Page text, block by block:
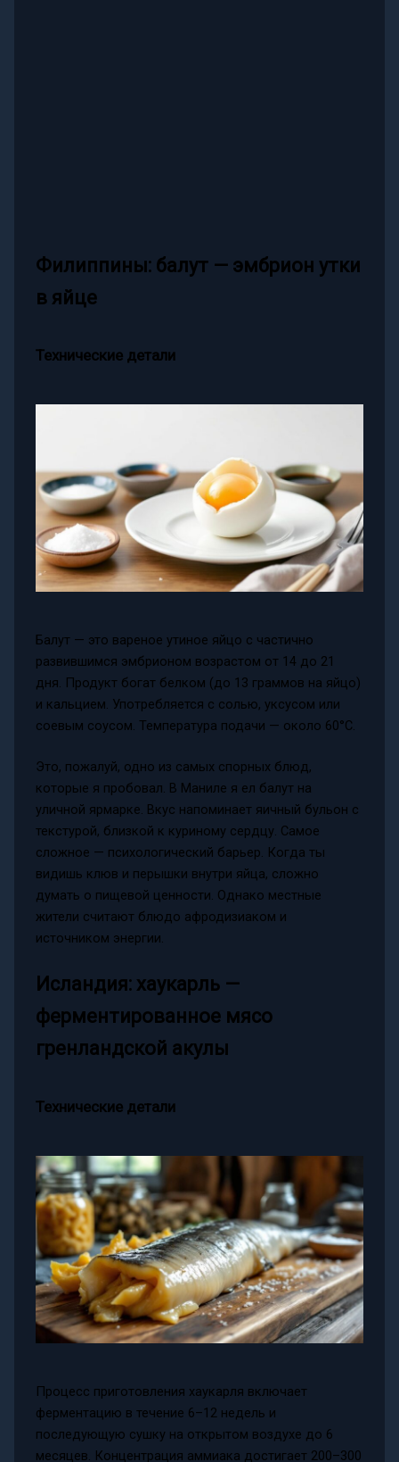
Филиппины: балут — эмбрион утки
в яйце
Технические детали
Балут — это вареное утиное яйцо с частично
развившимся эмбрионом возрастом от 14 до 21
дня. Продукт богат белком (до 13 граммов на яйцо)
и кальцием. Употребляется с солью, уксусом или
соевым соусом. Температура подачи — около 60°C.
Это, пожалуй, одно из самых спорных блюд,
которые я пробовал. В Маниле я ел балут на
уличной ярмарке. Вкус напоминает яичный бульон с
текстурой, близкой к куриному сердцу. Самое
сложное — психологический барьер. Когда ты
видишь клюв и перышки внутри яйца, сложно
думать о пищевой ценности. Однако местные
жители считают блюдо афродизиаком и
источником энергии.
Исландия: хаукарль —
ферментированное мясо
гренландской акулы
Технические детали
Процесс приготовления хаукарля включает
ферментацию в течение 6–12 недель и
последующую сушку на открытом воздухе до 6
месяцев. Концентрация аммиака достигает 200–300